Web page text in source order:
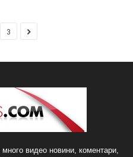
3
видео новини, коментари,